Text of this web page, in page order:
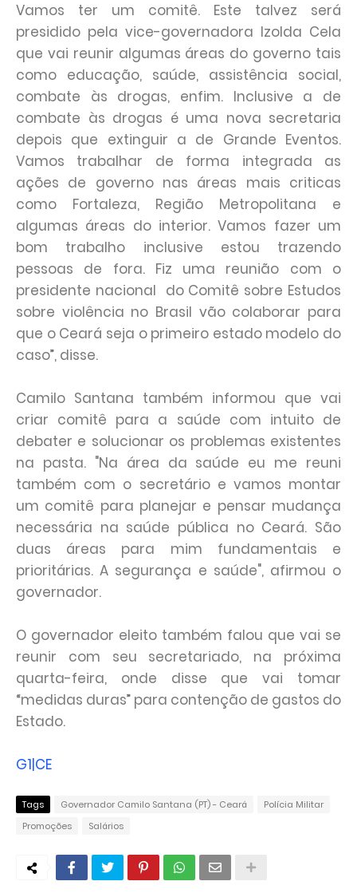
Vamos ter um comitê. Este talvez será
presidido pela vice-governadora Izolda Cela
que vai reunir algumas áreas do governo tais
como educação, saúde, assistência social,
combate às drogas, enfim. Inclusive a de
combate às drogas é uma nova secretaria
depois que extinguir a de Grande Eventos.
Vamos trabalhar de forma integrada as
ações de governo nas áreas mais criticas
como Fortaleza, Região Metropolitana e
algumas áreas do interior. Vamos fazer um
bom trabalho inclusive estou trazendo
pessoas de fora. Fiz uma reunião com o
presidente nacional do Comitê sobre Estudos
sobre violência no Brasil vão colaborar para
que o Ceará seja o primeiro estado modelo do
caso”, disse.
Camilo Santana também informou que vai
criar comitê para a saúde com intuito de
debater e solucionar os problemas existentes
na pasta. "Na área da saúde eu me reuni
também com o secretário e vamos montar
um comitê para planejar e pensar mudança
necessária na saúde pública no Ceará. São
duas áreas para mim fundamentais e
prioritárias. A segurança e saúde", afirmou o
governador.
O governador eleito também falou que vai se
reunir com seu secretariado, na próxima
quarta-feira, onde disse que vai tomar
“medidas duras” para contenção de gastos do
Estado.
G1|CE
Tags Governador Camilo Santana (PT) - Ceará
Polícia Militar
Promoções
Salários